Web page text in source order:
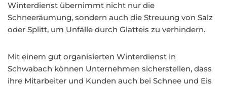
Winterdienst übernimmt nicht nur die
Schneeräumung, sondern auch die Streuung von Salz
oder Splitt, um Unfälle durch Glatteis zu verhindern.
Mit einem gut organisierten Winterdienst in
Schwabach können Unternehmen sicherstellen, dass
ihre Mitarbeiter und Kunden auch bei Schnee und Eis